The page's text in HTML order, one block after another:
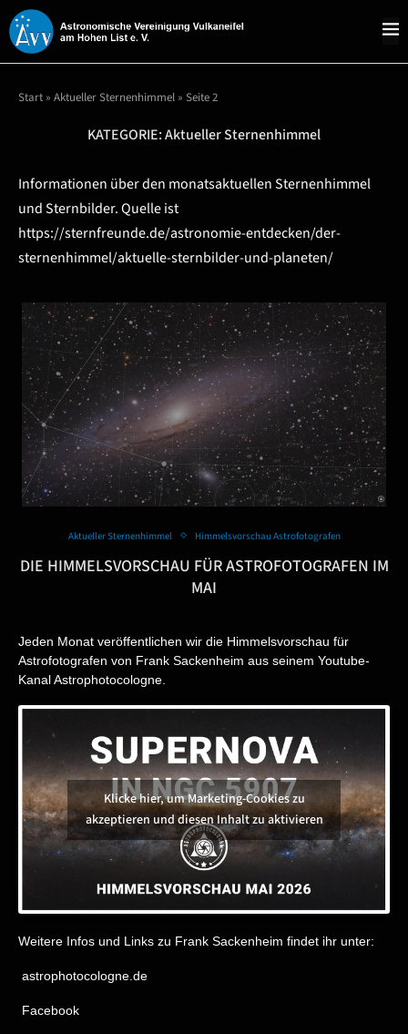
Start » Aktueller Sternenhimmel » Seite 2
KATEGORIE:Aktueller Sternenhimmel
Informationen über den monatsaktuellen Sternenhimmel
und Sternbilder. Quelle ist
https://sternfreunde.de/astronomie-entdecken/der-
sternenhimmel/aktuelle-sternbilder-und-planeten/
Aktueller Sternenhimmel Himmelsvorschau Astrofotografen
DIE HIMMELSVORSCHAU FÜR ASTROFOTOGRAFEN IM
MAI
Jeden Monat veröffentlichen wir die Himmelsvorschau für
Astrofotografen von Frank Sackenheim aus seinem Youtube-
KanalAstrophotocologne
Klicke hier, um Marketing-Cookies zu
akzeptieren und diesen Inhalt zu aktivieren
Weitere Infos und Links zu Frank Sackenheim findet ihr unter:
astrophotocologne.de
Facebook